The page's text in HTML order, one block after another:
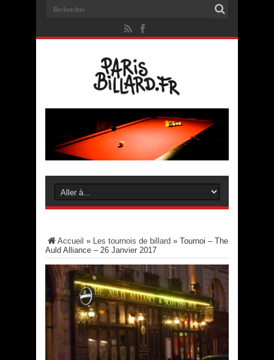
Accueil » Les tournois de billard » Tournoi – The
Auld Alliance – 26 Janvier 2017